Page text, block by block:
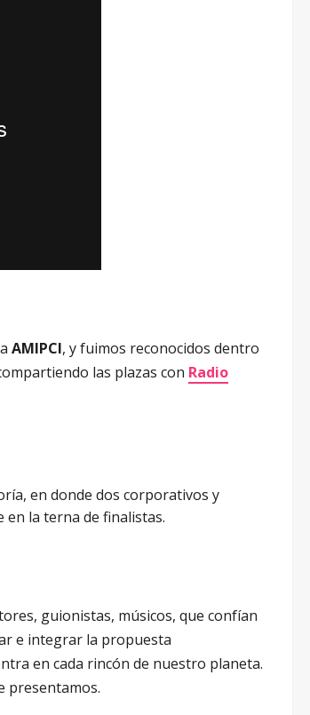
AMIPCI, y fuimos reconocidos dentro
las plazas con Radio
en donde dos corporativos y
la terna de finalistas.
guionistas, músicos, que confían
e integrar la propuesta
en cada rincón de nuestro planeta.
presentamos.